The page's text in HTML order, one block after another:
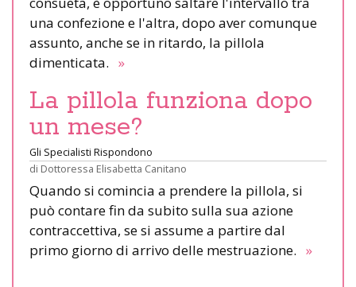
una confezione e l'altra, dopo aver comunque
assunto, anche se in ritardo, la pillola
dimenticata. »
La pillola funziona dopo
un mese?
Gli Specialisti Rispondono
di Dottoressa Elisabetta Canitano
Quando si comincia a prendere la pillola, si
può contare fin da subito sulla sua azione
contraccettiva, se si assume a partire dal
primo giorno di arrivo delle mestruazione. »